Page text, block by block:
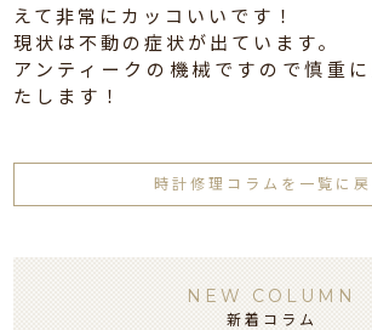
えて非常にカッコいいです！
現状は不動の症状が出ています。
アンティークの機械ですので慎重
たします！
時計修理コラムを一覧に戻
NEW COLUMN
新着コラム